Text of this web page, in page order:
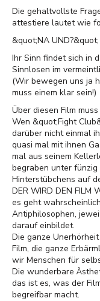
Die gehaltvollste
attestiere lautet wie
&quot;NA UND?&quot;
Ihr Sinn findet sich in
Sinnlosen im
(Wir bewegen uns ja
muss einem klar sein!)
Über diesen Film
Wen &quot;Fight
darüber nicht einmal
quasi mal mit ihnen
mal aus seinem
begraben unter fünzig
Hinterstübchens auf
DER WIRD DEN FILM
es geht
Antiphilosophen,
darauf einbildet.
Die ganze
Film, die ganze
wir Menschen für
Die wunderbare
das ist es, was der
begreifbar macht.